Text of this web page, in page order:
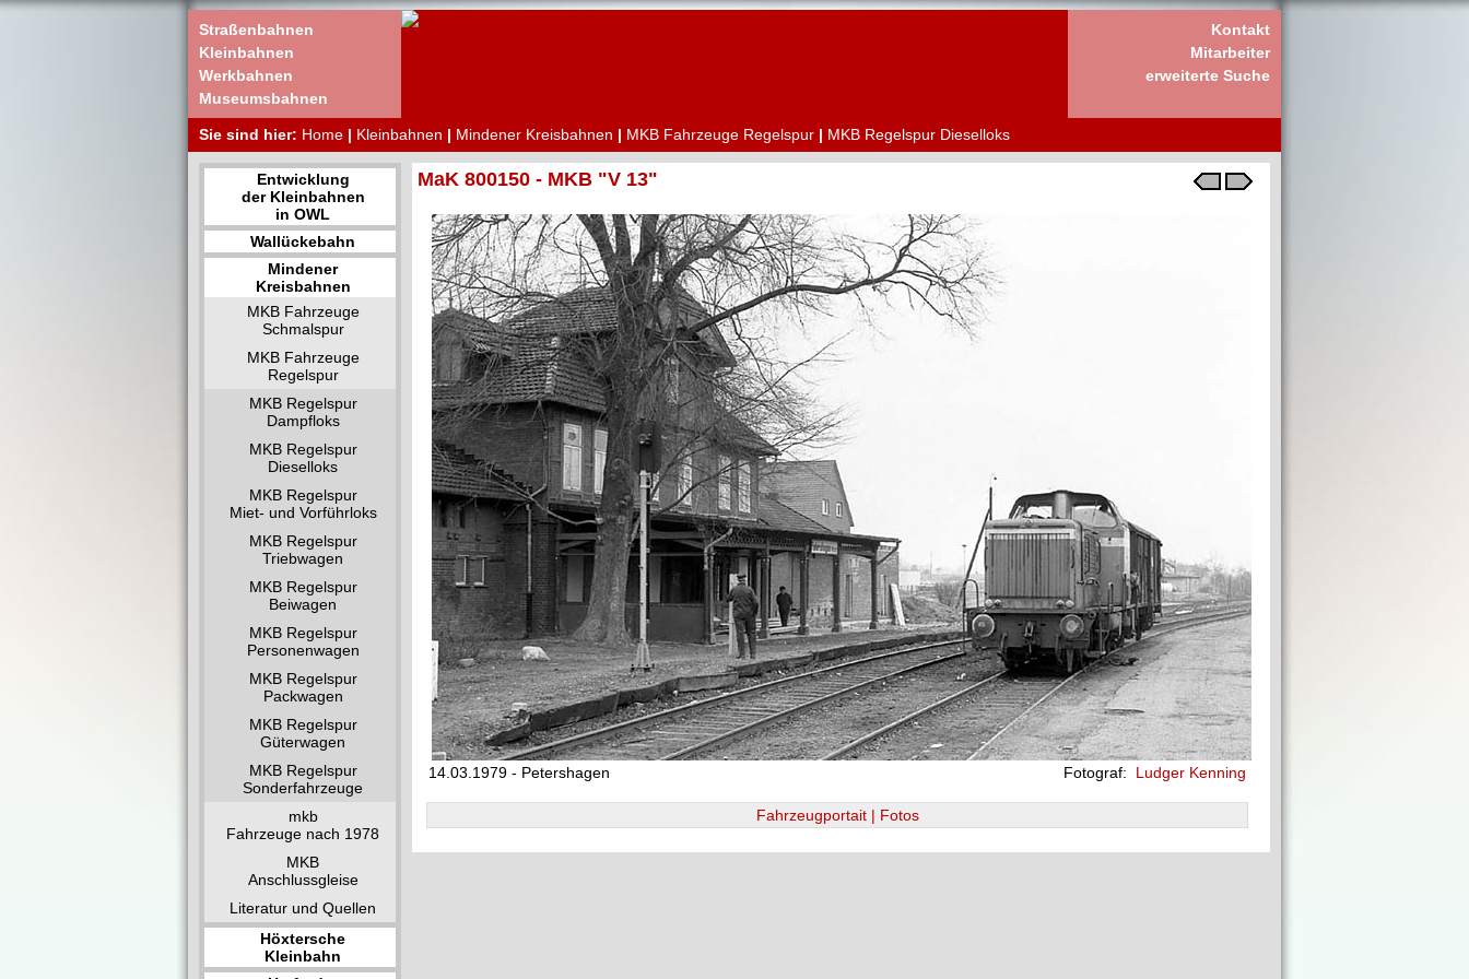
Straßenbahnen
Kleinbahnen
Werkbahnen
Museumsbahnen
Kontakt
Mitarbeiter
erweiterte Suche
Sie sind hier: Home | Kleinbahnen | Mindener Kreisbahnen | MKB Fahrzeuge Regelspur | MKB Regelspur Dieselloks
Entwicklung
der Kleinbahnen
in OWL
Wallückebahn
Mindener
Kreisbahnen
MKB Fahrzeuge
Schmalspur
MKB Fahrzeuge
Regelspur
MKB Regelspur
Dampfloks
MKB Regelspur
Dieselloks
MKB Regelspur
Miet- und Vorführloks
MKB Regelspur
Triebwagen
MKB Regelspur
Beiwagen
MKB Regelspur
Personenwagen
MKB Regelspur
Packwagen
MKB Regelspur
Güterwagen
MKB Regelspur
Sonderfahrzeuge
mkb
Fahrzeuge nach 1978
MKB
Anschlussgleise
Literatur und Quellen
Höxtersche
Kleinbahn
MaK 800150 - MKB "V 13"
14.03.1979 - Petershagen Fotograf: Ludger Kenning
Fahrzeugportait | Fotos